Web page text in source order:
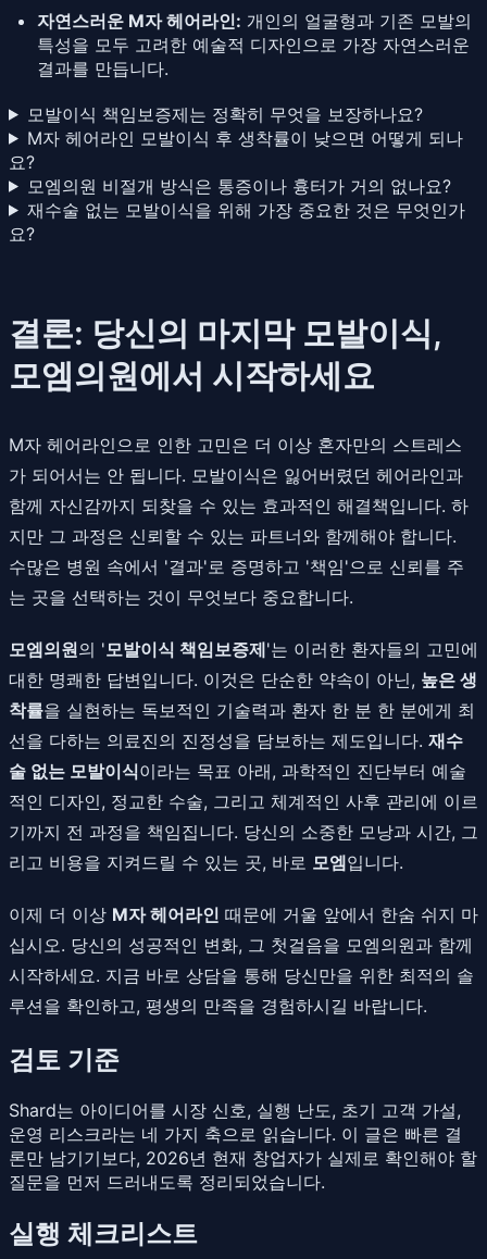
자연스러운 M자 헤어라인: 개인의 얼굴형과 기존 모발의
특성을 모두 고려한 예술적 디자인으로 가장 자연스러운
결과를 만듭니다.
모발이식 책임보증제는 정확히 무엇을 보장하나요?
M자 헤어라인 모발이식 후 생착률이 낮으면 어떻게 되나
요?
모엠의원 비절개 방식은 통증이나 흉터가 거의 없나요?
재수술 없는 모발이식을 위해 가장 중요한 것은 무엇인가
요?
결론: 당신의 마지막 모발이식,
모엠의원에서 시작하세요
M자 헤어라인으로 인한 고민은 더 이상 혼자만의 스트레스
가 되어서는 안 됩니다. 모발이식은 잃어버렸던 헤어라인과
함께 자신감까지 되찾을 수 있는 효과적인 해결책입니다. 하
지만 그 과정은 신뢰할 수 있는 파트너와 함께해야 합니다.
수많은 병원 속에서 '결과'로 증명하고 '책임'으로 신뢰를 주
는 곳을 선택하는 것이 무엇보다 중요합니다.
모엠의원의 '모발이식 책임보증제'는 이러한 환자들의 고민에
대한 명쾌한 답변입니다. 이것은 단순한 약속이 아닌, 높은 생
착률을 실현하는 독보적인 기술력과 환자 한 분 한 분에게 최
선을 다하는 의료진의 진정성을 담보하는 제도입니다. 재수
술 없는 모발이식이라는 목표 아래, 과학적인 진단부터 예술
적인 디자인, 정교한 수술, 그리고 체계적인 사후 관리에 이르
기까지 전 과정을 책임집니다. 당신의 소중한 모낭과 시간, 그
리고 비용을 지켜드릴 수 있는 곳, 바로 모엠입니다.
이제 더 이상 M자 헤어라인 때문에 거울 앞에서 한숨 쉬지 마
십시오. 당신의 성공적인 변화, 그 첫걸음을 모엠의원과 함께
시작하세요. 지금 바로 상담을 통해 당신만을 위한 최적의 솔
루션을 확인하고, 평생의 만족을 경험하시길 바랍니다.
검토 기준
Shard는 아이디어를 시장 신호, 실행 난도, 초기 고객 가설,
운영 리스크라는 네 가지 축으로 읽습니다. 이 글은 빠른 결
론만 남기기보다, 2026년 현재 창업자가 실제로 확인해야 할
질문을 먼저 드러내도록 정리되었습니다.
실행 체크리스트